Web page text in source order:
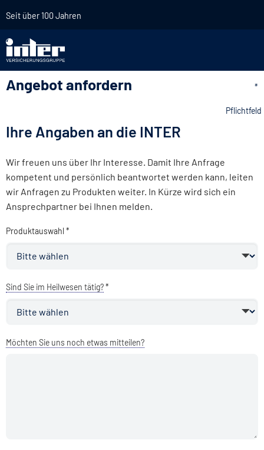
Seit über 100 Jahren
Angebot anfordern *
Pflichtfeld
Ihre Angaben an die INTER
Wir freuen uns über Ihr Interesse. Damit Ihre Anfrage
kompetent und persönlich beantwortet werden kann, leiten
wir Anfragen zu Produkten weiter. In Kürze wird sich ein
Ansprechpartner bei Ihnen melden.
Produktauswahl *
Sind Sie im Heilwesen tätig?*
Möchten Sie uns noch etwas mitteilen?